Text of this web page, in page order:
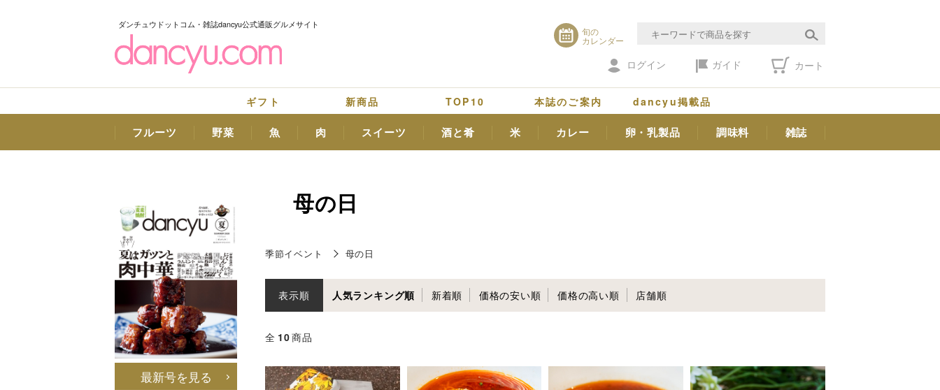
ダンチュウドットコム・雑誌dancyu公式通販グルメサイト
旬の
カレンダー
ログイン ガイド カート
ギフト 新商品 TOP10 本誌のご案内 dancyu掲載品
フルーツ 野菜 魚 肉 スイーツ 酒と肴 米 カレー 卵・乳製品 調味料 雑誌
母の日
季節イベント 母の日
表示順 人気ランキング順 新着順 価格の安い順 価格の高い順 店舗順
全 10商品
最新号を見る